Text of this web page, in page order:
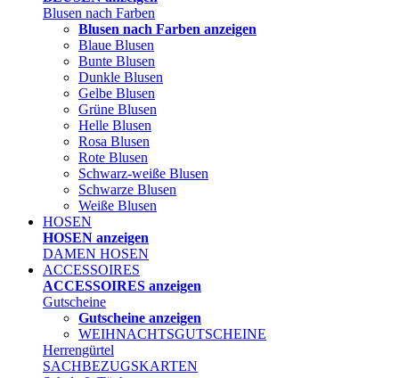
Blusen nach Farben
Blusen nach Farben anzeigen
Blaue Blusen
Bunte Blusen
Dunkle Blusen
Gelbe Blusen
Grüne Blusen
Helle Blusen
Rosa Blusen
Rote Blusen
Schwarz-weiße Blusen
Schwarze Blusen
Weiße Blusen
HOSEN
HOSEN anzeigen
DAMEN HOSEN
ACCESSOIRES
ACCESSOIRES anzeigen
Gutscheine
Gutscheine anzeigen
WEIHNACHTSGUTSCHEINE
Herrengürtel
SACHBEZUGSKARTEN